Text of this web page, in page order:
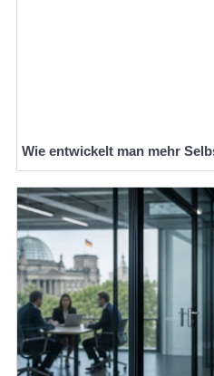
Wie entwickelt man mehr